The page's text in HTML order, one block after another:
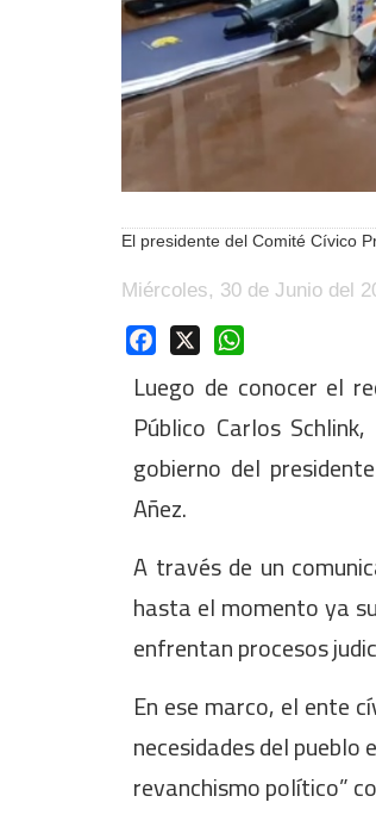
El presidente del Comité Cívico
Miércoles, 30 de Junio del
Facebook
Luego de conocer el
Público Carlos
gobierno del
Añez.
A través de un
hasta el momento ya
enfrentan procesos
En ese marco, el ente
necesidades del
revanchismo político”